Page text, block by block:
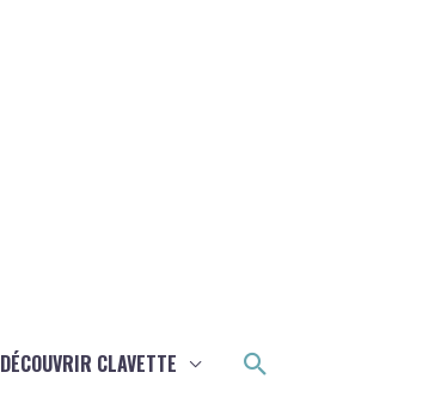
DÉCOUVRIR CLAVETTE Rechercher